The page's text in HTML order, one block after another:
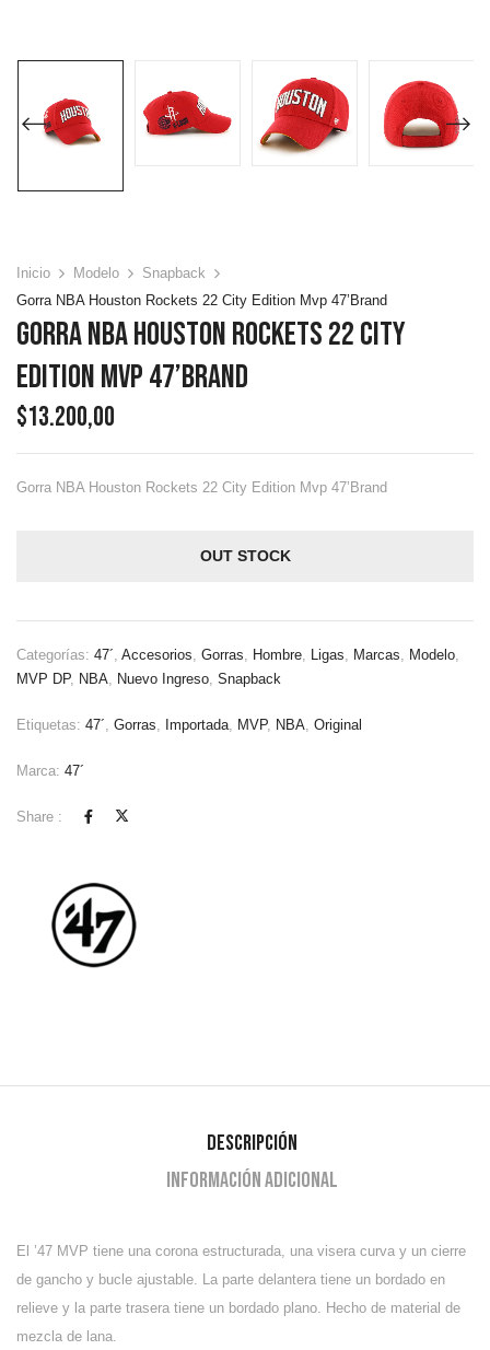
Inicio Modelo
Snapback
Gorra NBA Houston Rockets 22 City Edition Mvp 47’Brand
Gorra NBA Houston Rockets 22 City
Edition Mvp 47’Brand
$13.200,00
Gorra NBA Houston Rockets 22 City Edition Mvp 47’Brand
OUT STOCK
Categorías: 47´, Accesorios, Gorras, Hombre, Ligas, Marcas, Modelo,
MVP DP, NBA, Nuevo Ingreso, Snapback
Etiquetas: 47´, Gorras, Importada, MVP, NBA, Original
Marca: 47´
Share :
Descripción
Información adicional
El ’47 MVP tiene una corona estructurada, una visera curva y un cierre
de gancho y bucle ajustable. La parte delantera tiene un bordado en
relieve y la parte trasera tiene un bordado plano. Hecho de material de
mezcla de lana.